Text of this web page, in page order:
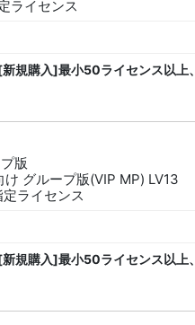
ライセンス
規購入]最小50ライセンス以上、
版
グループ版(VIP MP) LV13
ライセンス
規購入]最小50ライセンス以上、